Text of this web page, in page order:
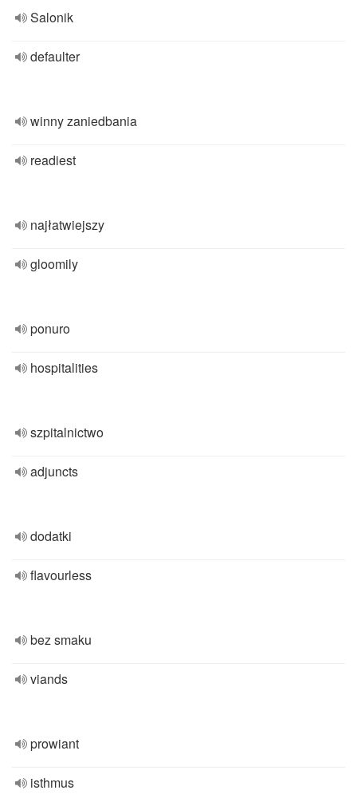
Salonik
defaulter
winny zaniedbania
readiest
najłatwiejszy
gloomily
ponuro
hospitalities
szpitalnictwo
adjuncts
dodatki
flavourless
bez smaku
viands
prowiant
isthmus